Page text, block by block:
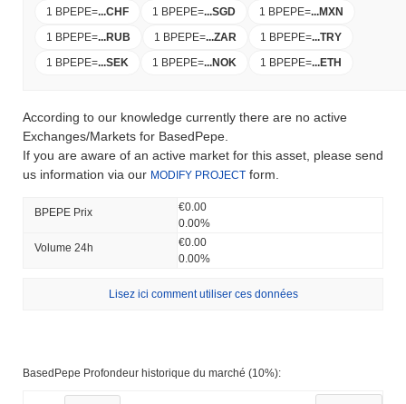
1 BPEPE=...CHF 1 BPEPE=...SGD 1 BPEPE=...MXN
1 BPEPE=...RUB 1 BPEPE=...ZAR 1 BPEPE=...TRY
1 BPEPE=...SEK 1 BPEPE=...NOK 1 BPEPE=...ETH
According to our knowledge currently there are no active
Exchanges/Markets for BasedPepe.
If you are aware of an active market for this asset, please send
us information via our MODIFY PROJECT form.
BPEPE Prix ​​
€0.00
0.00%
Volume 24h
€0.00
0.00%
Lisez ici comment utiliser ces données
BasedPepe Profondeur historique du marché (10%):